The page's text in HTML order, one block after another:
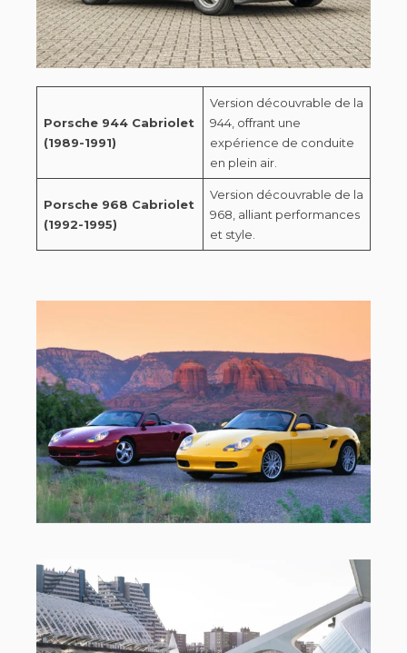
Porsche 944 Cabriolet
(1989-1991)
Version découvrable de la
944, offrant une
expérience de conduite
en plein air.
Porsche 968 Cabriolet
(1992-1995)
Version découvrable de la
968, alliant performances
et style.